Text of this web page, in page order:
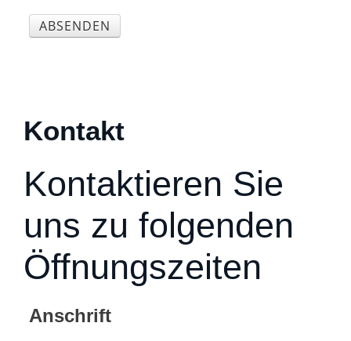
ABSENDEN
Kontakt
Kontaktieren Sie
uns zu folgenden
Öffnungszeiten
Anschrift